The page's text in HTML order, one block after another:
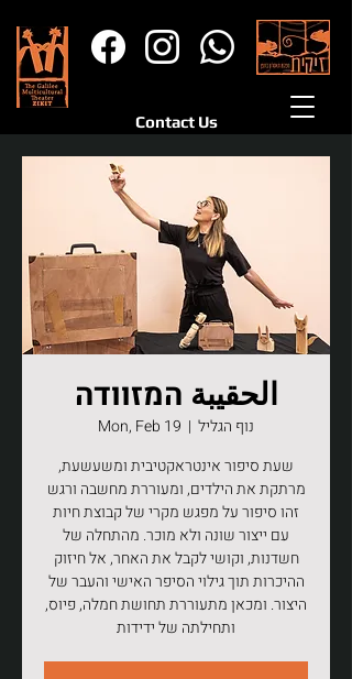
Contact Us
الحقيبة המזוודה
Mon, Feb 19
  |
נוף הגליל
שעת סיפור אינטראקטיבית ומשעשעת,
מרתקת את הילדים, ומעוררת מחשבה ורגש
זהו סיפור על מפגש מקרי של קבוצת חיות
עם ייצור שונה ולא מוכר. מהתחלה של
חשדנות, וקושי לקבל את האחר, אל חיזוק
ההיכרות תוך גילוי הסיפר האישי והעבר של
היצור. ומכאן מתעוררת תחושת חמלה, פיוס,
ותחילתה של ידידות